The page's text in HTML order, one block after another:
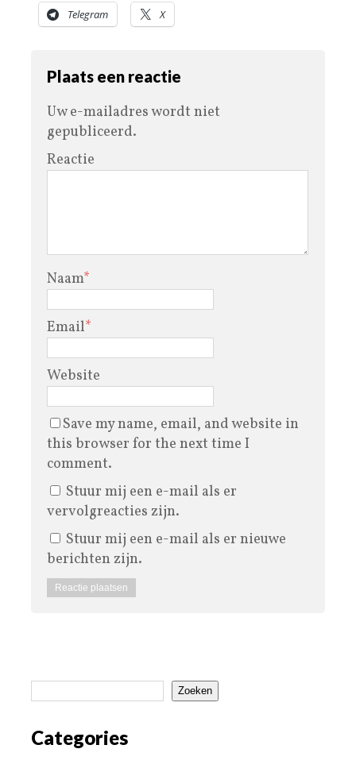
Telegram X
Plaats een reactie
Uw e-mailadres wordt niet
gepubliceerd.
Reactie
Naam*
Email*
Website
Save my name, email, and website in
this browser for the next time I
comment.
Stuur mij een e-mail als er
vervolgreacties zijn.
Stuur mij een e-mail als er nieuwe
berichten zijn.
Zoeken
Categories